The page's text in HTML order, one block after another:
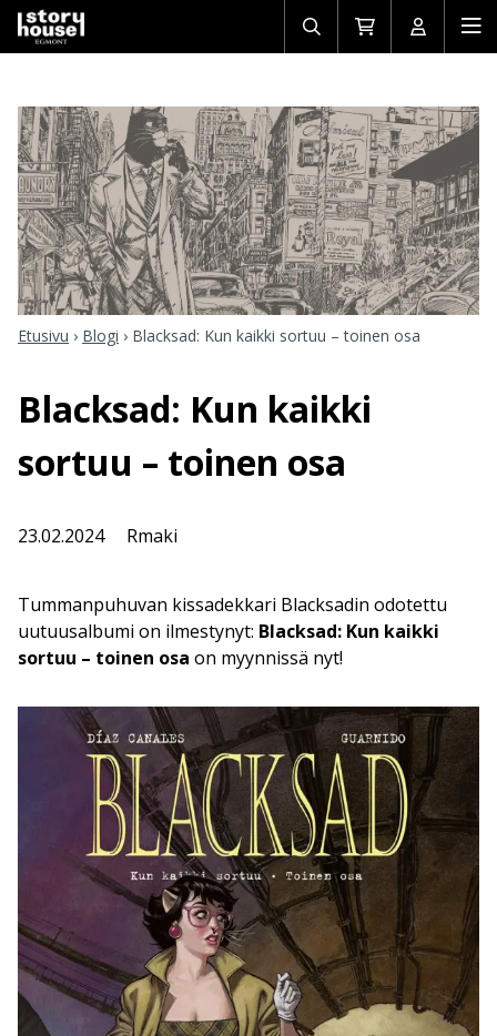
Avaa/sulje
haku
Siirry
ostoskoriin
Avaa/
Etusivu › Blogi › Blacksad: Kun kaikki sortuu – toinen osa
Blacksad: Kun kaikki
sortuu – toinen osa
23.02.2024 Rmaki
Tummanpuhuvan kissadekkari Blacksadin odotettu
uutuusalbumi on ilmestynyt: Blacksad: Kun kaikki
sortuu – toinen osa on myynnissä nyt!